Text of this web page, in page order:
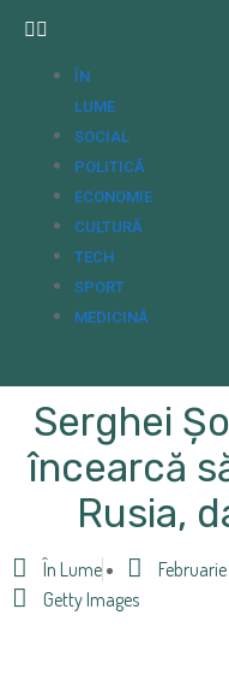
ÎN
LUME
SOCIAL
POLITICĂ
ECONOMIE
CULTURĂ
TECH
SPORT
MEDICINĂ
Serghei
încearcă
Rusia,
În Lume
Getty Images